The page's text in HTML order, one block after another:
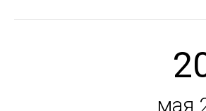
мая